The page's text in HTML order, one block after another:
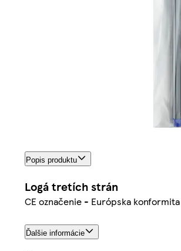
Popis produktu
Logá tretích strán
CE označenie - Európska konformita
Ďalšie informácie